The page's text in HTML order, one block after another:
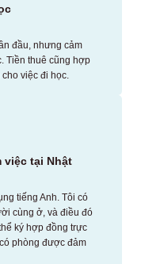
đầu, nhưng cảm
Tiền thuê cũng hợp
việc đi học.
việc tại Nhật
tiếng Anh. Tôi có
cùng ở, và điều đó
ký hợp đồng trực
phòng được đảm